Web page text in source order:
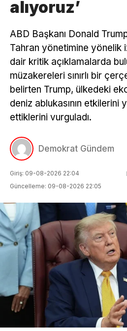
alıyoruz’
ABD Başkanı Donald
Tahran yönetimine yönelik
dair kritik açıklamalarda
müzakereleri sınırlı bir
belirten Trump, ülkedeki
deniz ablukasının etkilerini
ettiklerini vurguladı.
Demokrat Gündem
Giriş: 09-08-2026 22:04
Güncelleme: 09-08-2026 22:05